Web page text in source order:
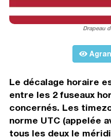
Drapeau
Le décalage horaire
entre les 2 fuseaux
concernés. Les
norme UTC (appelée
tous les deux le